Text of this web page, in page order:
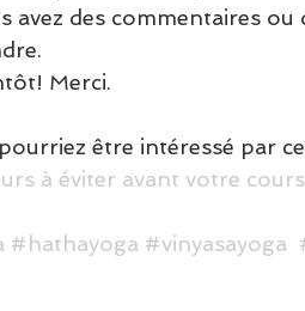
avez des commentaires
Merci.
être intéressé par
à éviter avant votre
#hathayoga #vinyasayoga